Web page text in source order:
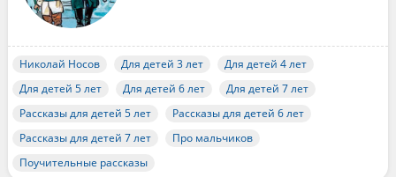
Николай Носов Для детей 3 лет
Для детей 4 лет
Для детей 5 лет
Для детей 6 лет
Для детей 7 лет
Рассказы для детей 5 лет
Рассказы для детей 6 лет
Рассказы для детей 7 лет
Про мальчиков
Поучительные рассказы